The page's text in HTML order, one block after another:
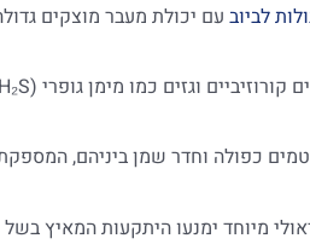
לביוב
כפולה וחדר שמן ביניהם,
מיוחד ימנעו היתקעות המאיץ בשל